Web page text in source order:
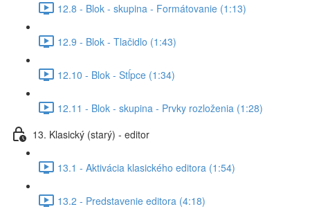
12.8 - Blok - skupina - Formátovanie (1:13)
12.9 - Blok - Tlačidlo (1:43)
12.10 - Blok - Stĺpce (1:34)
12.11 - Blok - skupina - Prvky rozloženia (1:28)
13. Klasický (starý) - editor
13.1 - Aktivácia klasického editora (1:54)
13.2 - Predstavenie editora (4:18)